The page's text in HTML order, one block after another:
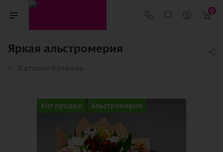
0
Яркая альстромерия
Хит продаж Альстромерия